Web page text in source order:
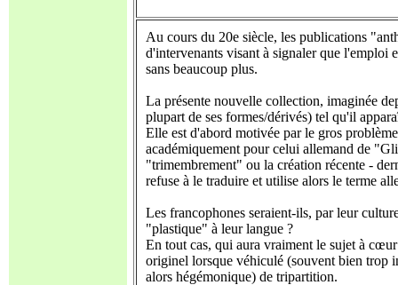
Au cours du 20e siècle, les publications
d'intervenants visant à signaler que
sans beaucoup plus.
La présente nouvelle collection, imaginée
plupart de ses formes/dérivés) tel qu'il
Elle est d'abord motivée par le gros
académiquement pour celui allemand de
"trimembrement" ou la création récente -
refuse à le traduire et utilise alors le terme
Les francophones seraient-ils, par leur
"plastique" à leur langue ?
En tout cas, qui aura vraiment le sujet à
originel lorsque véhiculé (souvent bien trop
alors hégémonique) de tripartition.